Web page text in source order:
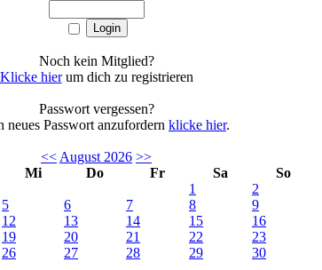
Noch kein Mitglied?
Klicke hierum dich zu registrieren
Passwort vergessen?
neues Passwort anzufordern klicke hier.
<< August 2026 >>
Mi Do Fr Sa
So
1
2
5 6 7 8
9
12 13 14 15
16
19 20 21 22
23
26 27 28 29
30